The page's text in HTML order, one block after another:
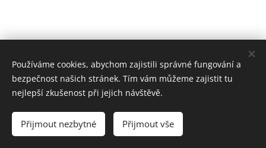
Petr BARÁNEK - SILESIA CONCERTS - Produkce exkluzivních
eventů
Obchodní podmínky
/GDPR/Facebook
Cookies
Používáme cookies, abychom zajistili správné fungování a
bezpečnost našich stránek. Tím vám můžeme zajistit tu
nejlepší zkušenost při jejich návštěvě.
Přijmout nezbytné Přijmout vše